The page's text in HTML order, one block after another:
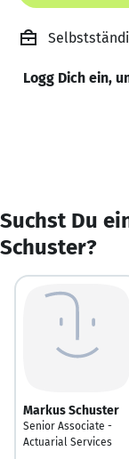
Logg Dich ein,
Suchst Du
Schuster?
Markus Schuster
Senior Associate -
Actuarial Services